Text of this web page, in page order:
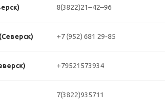
8(3822)21–42–96
+7 (952) 681 29-85
+79521573934
7(3822)935711